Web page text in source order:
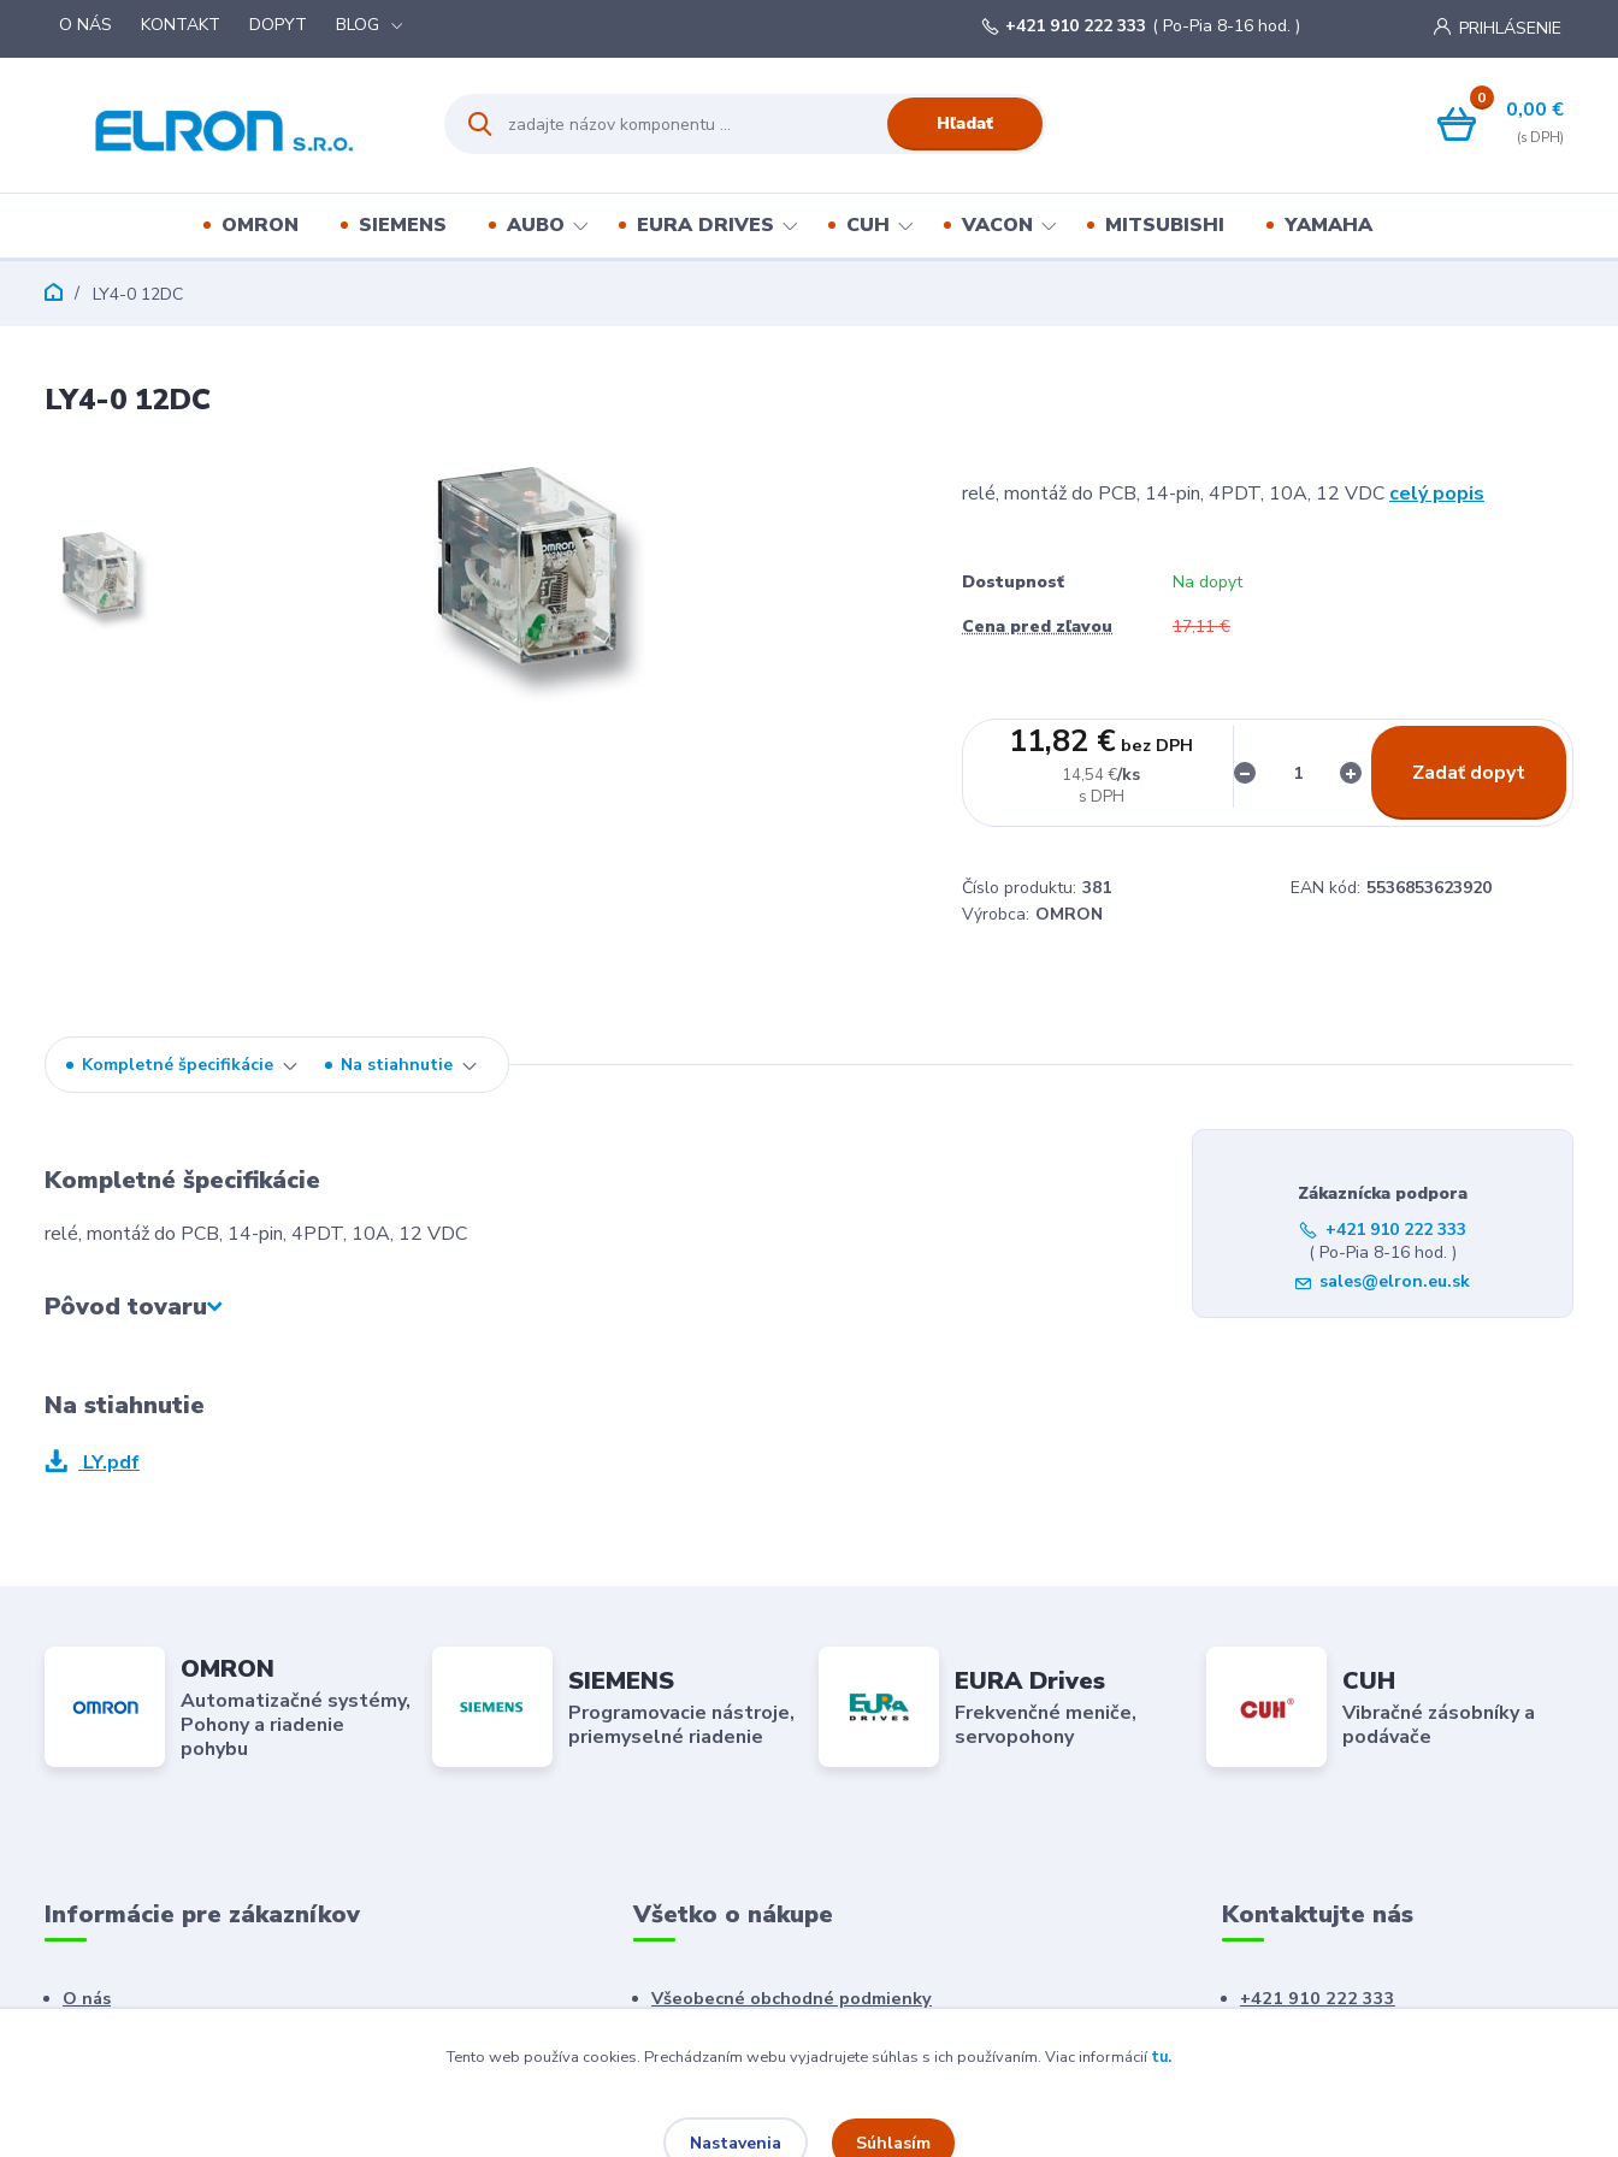
O NÁS KONTAKT DOPYT BLOG PRIHLÁSENIE
Hľadať
+421 910 222 333 ( Po-Pia 8-16 hod. )
0 0,00 €
OMRON SIEMENS AUBO EURA DRIVES CUH VACON MITSUBISHI YAMAHA
LY4-0 12DC
LY4-0 12DC
relé, montáž do PCB, 14-pin, 4PDT, 10A, 12 VDC celý popis
Dostupnosť
Na dopyt
Cena pred zľavou
17,11 €
14,54 €/ks
11,82 € bez DPH
Zadať dopyt
Číslo produktu: 381 EAN kód: 5536853623920
Výrobca: OMRON
Kompletné špecifikácie Na stiahnutie
Kompletné špecifikácie
relé, montáž do PCB, 14-pin, 4PDT, 10A, 12 VDC
Pôvod tovaru
Zákaznícka podpora
+421 910 222 333
( Po-Pia 8-16 hod. )
sales@elron.eu.sk
Na stiahnutie
LY.pdf
OMRON
Automatizačné systémy,
Pohony a riadenie
pohybu
SIEMENS
Programovacie nástroje,
priemyselné riadenie
EURA Drives
Frekvenčné meniče,
servopohony
CUH
Vibračné zásobníky a
podávače
Informácie pre zákazníkov
O nás
Všetko o nákupe
Všeobecné obchodné podmienky
Kontaktujte nás
+421 910 222 333
Tento web používa cookies. Prechádzaním webu vyjadrujete súhlas s ich používaním. Viac informáciítu.
Nastavenia Súhlasím